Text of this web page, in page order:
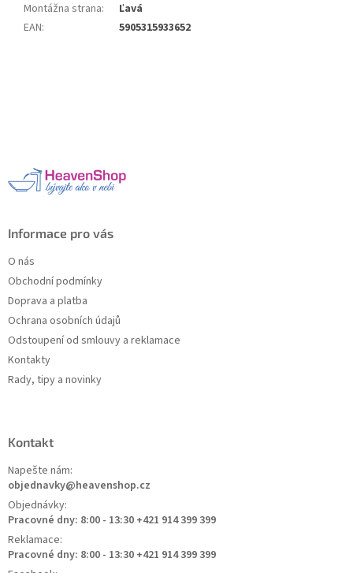
Montážna strana:
Ľavá
EAN: 5905315933652
Informace pro vás
O nás
Obchodní podmínky
Doprava a platba
Ochrana osobních údajů
Odstoupení od smlouvy a reklamace
Kontakty
Rady, tipy a novinky
Kontakt
Napešte nám:
objednavky@heavenshop.cz
Objednávky:
Pracovné dny: 8:00 - 13:30 +421 914 399 399
Reklamace:
Pracovné dny: 8:00 - 13:30 +421 914 399 399